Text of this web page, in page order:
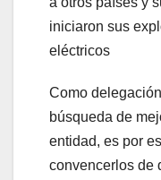
iniciaron sus
eléctricos
Como
búsqueda de
entidad, es por
convencerlos de